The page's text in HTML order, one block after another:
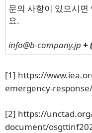
문의 사항이 있으시
요.
info@b-company.jp +
[1] https://
emergency-
[2] https://
document/